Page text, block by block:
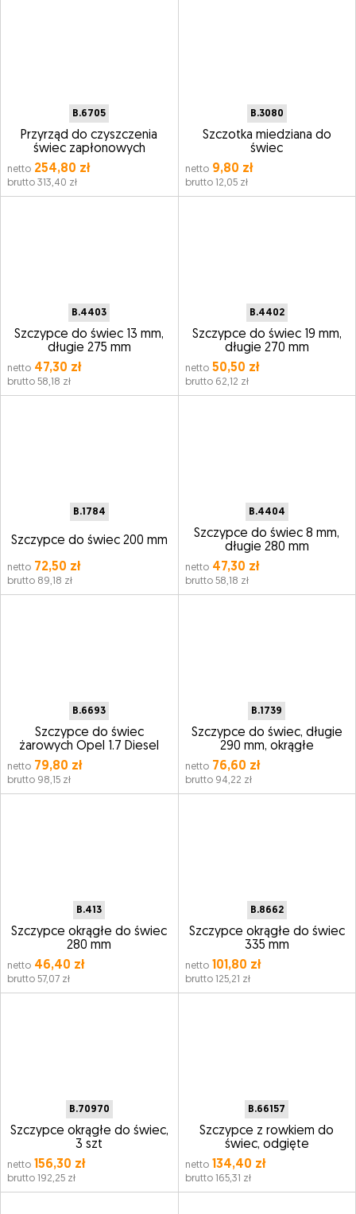
B.6705
Przyrząd do czyszczenia
świec zapłonowych
netto 254,80 zł
brutto 313,40 zł
B.3080
Szczotka miedziana do
świec
netto9,80 zł
brutto 12,05 zł
B.4403
Szczypce do świec 13 mm,
długie 275 mm
netto 47,30 zł
brutto 58,18 zł
B.4402
Szczypce do świec 19 mm,
długie 270 mm
netto50,50 zł
brutto 62,12 zł
B.1784
Szczypce do świec 200 mm
netto 72,50 zł
brutto 89,18 zł
B.4404
Szczypce do świec 8 mm,
długie 280 mm
netto47,30 zł
brutto 58,18 zł
B.6693
Szczypce do świec
żarowych Opel 1.7 Diesel
netto 79,80 zł
brutto 98,15 zł
B.1739
Szczypce do świec, długie
290 mm, okrągłe
netto76,60 zł
brutto 94,22 zł
B.413
Szczypce okrągłe do świec
280 mm
netto 46,40 zł
brutto 57,07 zł
B.8662
Szczypce okrągłe do świec
335 mm
netto101,80 zł
brutto 125,21 zł
B.70970
Szczypce okrągłe do świec,
3 szt
netto 156,30 zł
brutto 192,25 zł
B.66157
Szczypce z rowkiem do
świec, odgięte
netto134,40 zł
brutto 165,31 zł